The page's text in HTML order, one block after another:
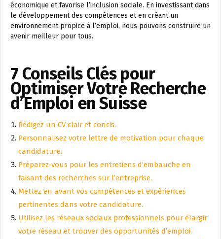
économique et favorise l’inclusion sociale. En investissant dans
le développement des compétences et en créant un
environnement propice à l’emploi, nous pouvons construire un
avenir meilleur pour tous.
7 Conseils Clés pour
Optimiser Votre Recherche
d’Emploi en Suisse
Rédigez un CV clair et concis.
Personnalisez votre lettre de motivation pour chaque
candidature.
Préparez-vous pour les entretiens d’embauche en
faisant des recherches sur l’entreprise.
Mettez en avant vos compétences et expériences
pertinentes dans votre candidature.
Utilisez les réseaux sociaux professionnels pour élargir
votre réseau et trouver des opportunités d’emploi.